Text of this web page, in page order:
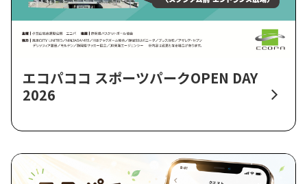
エコパココ スポーツパークOPEN DAY
2026